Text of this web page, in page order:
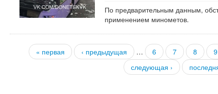
По предварительным данным,
применением минометов.
Страницы
« первая ‹ предыдущая … 6 7 8
9
следующая ›